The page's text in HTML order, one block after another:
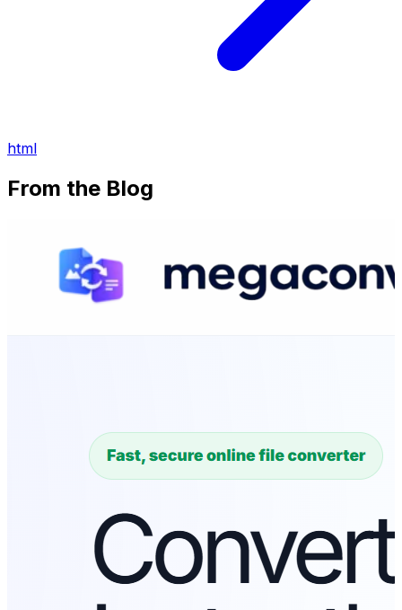
html
From the Blog